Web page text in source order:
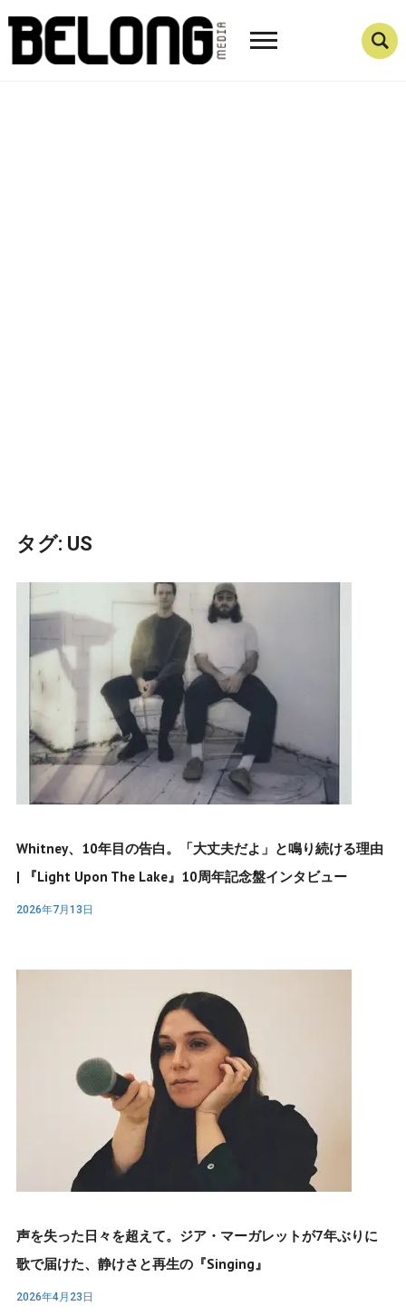
タグ: US
Whitney、10年目の告白。「大丈夫だよ」と鳴り続ける理由
| 『Light Upon The Lake』10周年記念盤インタビュー
2026年7月13日
声を失った日々を超えて。ジア・マーガレットが7年ぶりに
歌で届けた、静けさと再生の『Singing』
2026年4月23日